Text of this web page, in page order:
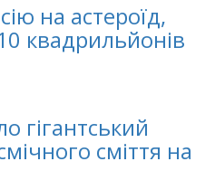
на астероїд,
квадрильйонів
гігантський
сміття на